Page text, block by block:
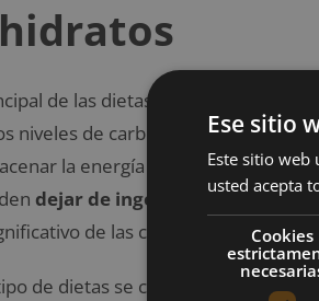
de las dietas bajas en
niveles de carbono, hidrógeno y
la energía necesaria para
dejar de ingerir carbohidratos
de las calorías.
de dietas se caracteriza por
Ese sitio
Este sitio web
usted acepta
Cookies